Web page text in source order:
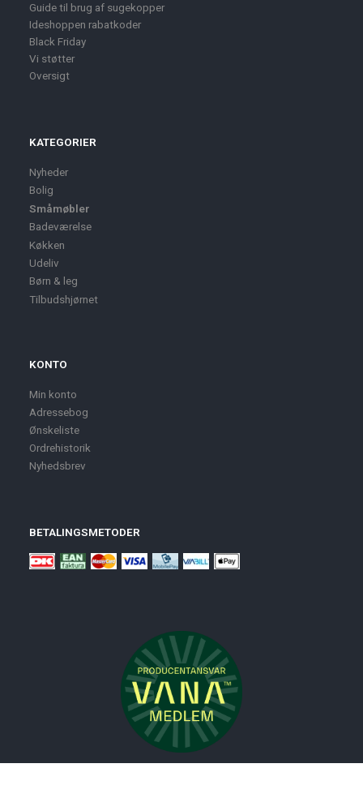
Guide til brug af sugekopper
Ideshoppen rabatkoder
Black Friday
Vi støtter
Oversigt
KATEGORIER
Nyheder
Bolig
Småmøbler
Badeværelse
Køkken
Udeliv
Børn & leg
Tilbudshjørnet
KONTO
Min konto
Adressebog
Ønskeliste
Ordrehistorik
Nyhedsbrev
BETALINGSMETODER